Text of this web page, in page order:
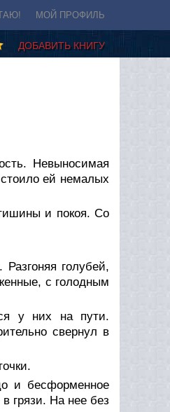
МОЙ ПРОФИЛЬ
ДОБАВИТЬ КНИГУ
Невыносимая
ей немалых
и покоя. Со
голубей,
с голодным
у них на пути.
свернул в
и бесформенное
грязи. На нее без